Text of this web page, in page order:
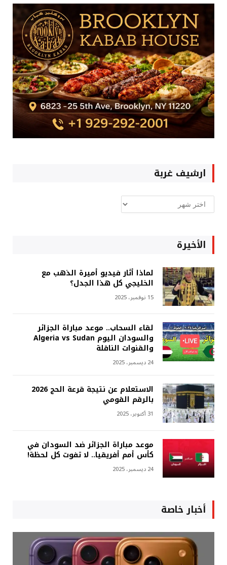
ارشيف غربة
ارشيف
غربة
الأخيرة
لماذا أثار فيديو أميرة الذهب مع
الخليجي كل هذا الجدل؟
15 نوفمبر، 2025
لقاء السحاب.. موعد مباراة الجزائر
والسودان اليوم Algeria vs Sudan
والقنوات الناقلة
24 ديسمبر، 2025
الاستعلام عن نتيجة قرعة الحج 2026
بالرقم القومي
31 أكتوبر، 2025
موعد مباراة الجزائر ضد السودان في
كأس أمم أفريقيا.. لا تفوت كل لحظة!
24 ديسمبر، 2025
أخبار خاصة